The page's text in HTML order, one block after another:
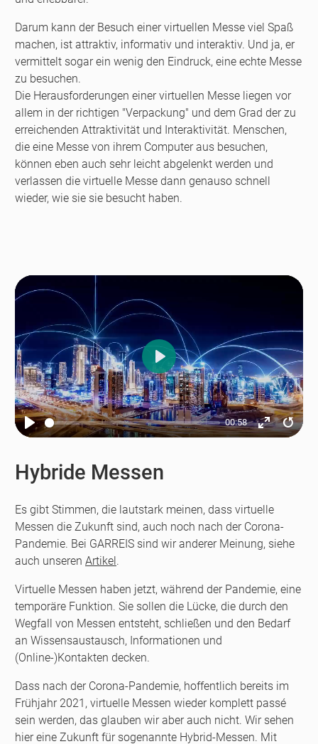
Darum kann der Besuch einer virtuellen Messe viel Spaß
machen, ist attraktiv, informativ und interaktiv. Und ja, er
vermittelt sogar ein wenig den Eindruck, eine echte Messe
zu besuchen.
Die Herausforderungen einer virtuellen Messe liegen vor
allem in der richtigen "Verpackung" und dem Grad der zu
erreichenden Attraktivität und Interaktivität. Menschen,
die eine Messe von ihrem Computer aus besuchen,
können eben auch sehr leicht abgelenkt werden und
verlassen die virtuelle Messe dann genauso schnell
wieder, wie sie sie besucht haben.
Hybride Messen
Es gibt Stimmen, die lautstark meinen, dass virtuelle
Messen die Zukunft sind, auch noch nach der Corona-
Pandemie. Bei GARREIS sind wir anderer Meinung, siehe
auch unseren Artikel.
Virtuelle Messen haben jetzt, während der Pandemie, eine
temporäre Funktion. Sie sollen die Lücke, die durch den
Wegfall von Messen entsteht, schließen und den Bedarf
an Wissensaustausch, Informationen und
(Online-)Kontakten decken.
Dass nach der Corona-Pandemie, hoffentlich bereits im
Frühjahr 2021, virtuelle Messen wieder komplett passé
sein werden, das glauben wir aber auch nicht. Wir sehen
hier eine Zukunft für sogenannte Hybrid-Messen. Mit
Play
00:58
Enter
Play